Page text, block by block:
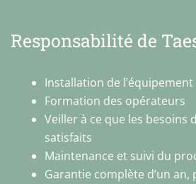
Responsabilité de
Installation de l’équipement
Formation des opérateurs
Veiller à ce que les besoins
satisfaits
Maintenance et suivi du
Garantie complète d’un an,